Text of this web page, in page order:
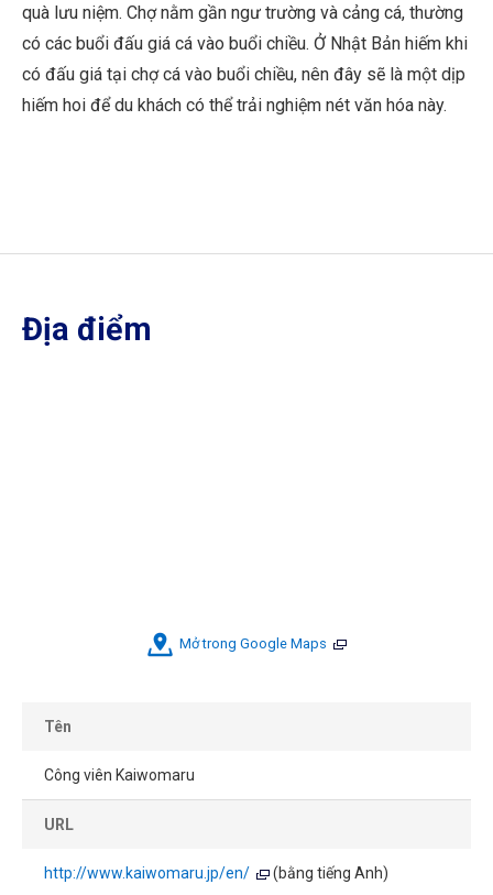
quà lưu niệm. Chợ nằm gần ngư trường và cảng cá, thường
có các buổi đấu giá cá vào buổi chiều. Ở Nhật Bản hiếm khi
có đấu giá tại chợ cá vào buổi chiều, nên đây sẽ là một dịp
hiếm hoi để du khách có thể trải nghiệm nét văn hóa này.
Địa điểm
Mở trong Google Maps
Tên
Công viên Kaiwomaru
URL
http://www.kaiwomaru.jp/en/ (bằng tiếng Anh)